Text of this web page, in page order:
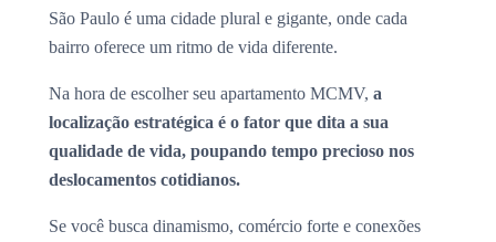
São Paulo é uma cidade plural e gigante, onde cada
bairro oferece um ritmo de vida diferente.
Na hora de escolher seu apartamento MCMV, a
localização estratégica é o fator que dita a sua
qualidade de vida, poupando tempo precioso nos
deslocamentos cotidianos.
Se você busca dinamismo, comércio forte e conexões